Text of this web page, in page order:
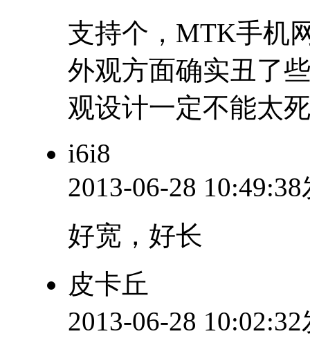
支持个，MTK手机
外观方面确实丑了
观设计一定不能太
i6i8
2013-06-28
好宽，好长
皮卡丘
2013-06-28